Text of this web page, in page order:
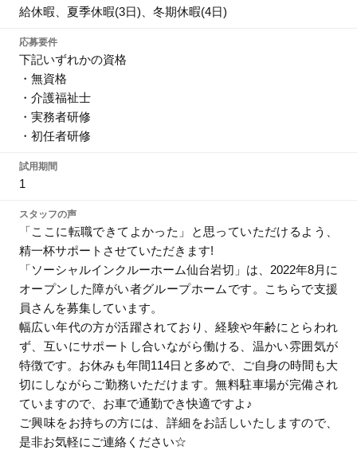
給休暇、夏季休暇(3日)、冬期休暇(4日)
応募要件
下記いずれかの資格
・無資格
・介護福祉士
・実務者研修
・初任者研修
試用期間
1
スタッフの声
「ここに転職できてよかった」と思っていただけるよう、
精一杯サポートさせていただきます!
「ソーシャルインクルーホーム仙台岩切」は、2022年8月に
オープンした障がい者グループホームです。こちらで支援
員さんを募集しています。
幅広い年代の方が活躍されており、経験や年齢にとらわれ
ず、互いにサポートし合いながら働ける、温かい雰囲気が
特徴です。お休みも年間114日と多めで、ご自身の時間も大
切にしながらご勤務いただけます。無料駐車場が完備され
ていますので、お車で通勤でき快適ですよ♪
ご興味をお持ちの方には、詳細をお話しいたしますので、
是非お気軽にご連絡ください☆